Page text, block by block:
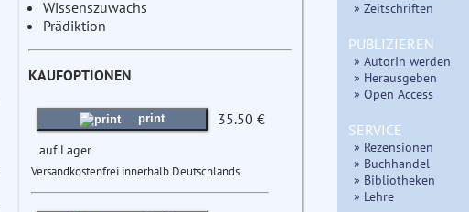
Wissenszuwachs
Prädiktion
KAUFOPTIONEN
print 35.50 €
auf Lager
Versandkostenfrei innerhalb Deutschlands
» Zeitschriften
PUBLIZIEREN
» AutorIn werden
» Herausgeben
» Open Access
SERVICE
» Rezensionen
» Buchhandel
» Bibliotheken
» Lehre